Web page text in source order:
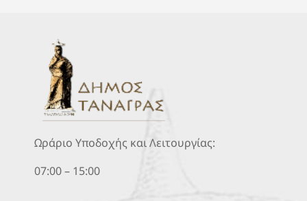
Ωράριο Υποδοχής και Λειτουργίας:
07:00 – 15:00